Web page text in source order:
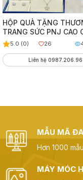
HỘP QUÀ TẶNG
TRANG SỨC PNJ CAO
5.0 (0) 26
Liên hệ
MẪU MÃ
Hơn 1000
MÁY MÓC